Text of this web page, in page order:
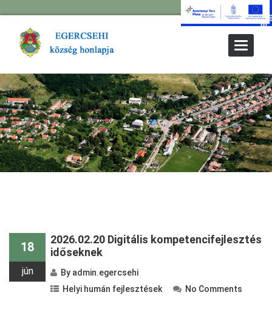
Toggle
18
jún
2026.02.20 Digitális kompetencifejlesztés
időseknek
By admin.egercsehi
Helyi humán fejlesztések
No Comments